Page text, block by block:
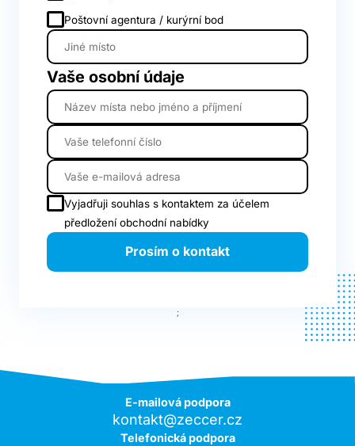
Poštovní agentura / kurýrní bod
Vaše osobní údaje
Vyjadřuji souhlas s kontaktem za účelem
předložení obchodní nabídky
Prosím o kontakt
;
E-mailová podpora
kontakt@zeccer.cz
Telefonická podpora